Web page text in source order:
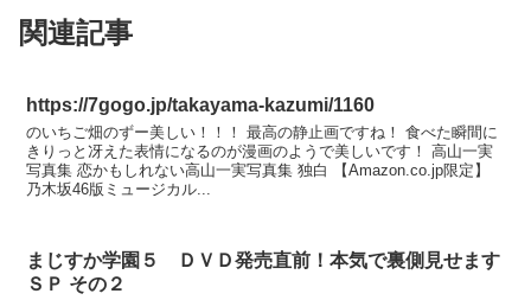
関連記事
https://7gogo.jp/takayama-kazumi/1160
のいちご畑のずー美しい！！！ 最高の静止画ですね！ 食べた瞬間に
きりっと冴えた表情になるのが漫画のようで美しいです！ 高山一実
写真集 恋かもしれない高山一実写真集 独白 【Amazon.co.jp限定】
乃木坂46版ミュージカル...
まじすか学園５ ＤＶＤ発売直前！本気で裏側見せます
ＳＰ その２